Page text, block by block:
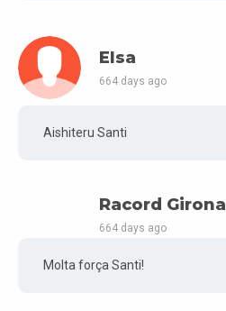
Elsa
664 days ago
Aishiteru Santi
Racord Girona
664 days ago
Molta força Santi!